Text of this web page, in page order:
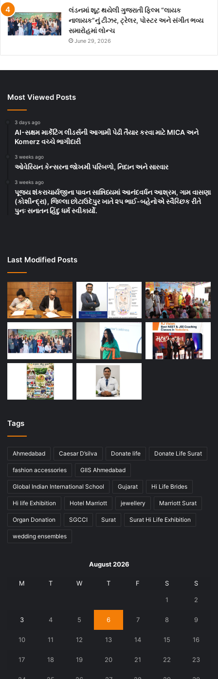
લંડનમાં શૂટ થયેલી ગુજરાતી ફિલ્મ “લાયક
નાલાયક”નું ટીઝર, ટ્રેલર, પોસ્ટર અને સંગીત ભવ્ય
સમારોહમાં લોન્ચ
June 29, 2026
Most Viewed Posts
3 days ago
AI-સક્ષમ માર્કેટિંગ લીડર્સની આગામી પેઢી તૈયાર કરવા માટે MICA અને
Komerz વચ્ચે ભાગીદારી
3 weeks ago
ઓવેરિયન કેન્સરના જોખમી પરિબળો, નિદાન અને સારવાર
3 weeks ago
પૂજ્ય શંકરાચાર્યજીના પાવન સાન્નિધ્યમાં આનંદવર્ધન આશ્રમ, ગામ વાસણા
(કોશીન્દ્રા), જિલ્લા છોટાઉદેપુર ખાતે ૨૫ ભાઈ-બહેનોએ સ્વૈચ્છિક રીતે
પુનઃ સનાતન હિંદુ ધર્મ સ્વીકાર્યો.
Last Modified Posts
Tags
Ahmedabad Caesar D’silva Donate life Donate Life Surat
fashion accessories GIIS Ahmedabad
Global Indian International School Gujarat Hi Life Brides
Hi life Exhibition Hotel Marriott jewellery Marriott Surat
Organ Donation SGCCI Surat Surat Hi Life Exhibition
wedding ensembles
August 2026
M T W T F S S
1 2
3 4 5 6 7 8 9
10 11 12 13 14 15 16
17 18 19 20 21 22 23